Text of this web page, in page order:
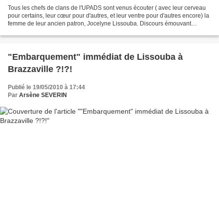
Tous les chefs de clans de l'UPADS sont venus écouter ( avec leur cerveau
pour certains, leur cœur pour d'autres, et leur ventre pour d'autres encore) la
femme de leur ancien patron, Jocelyne Lissouba. Discours émouvant
"Embarquement" immédiat de Lissouba à
Brazzaville ?!?!
Publié le 19/05/2010 à 17:44
Par Arsène SEVERIN